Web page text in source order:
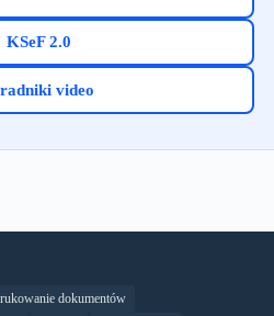
KSeF 2.0
video
dokumentów